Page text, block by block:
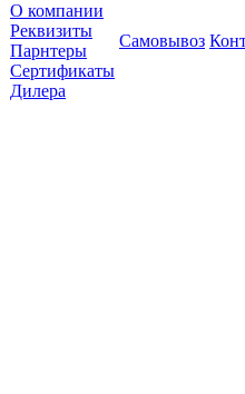
О компании
Реквизиты
Парнтеры
Сертификаты
Дилера
Самовывоз